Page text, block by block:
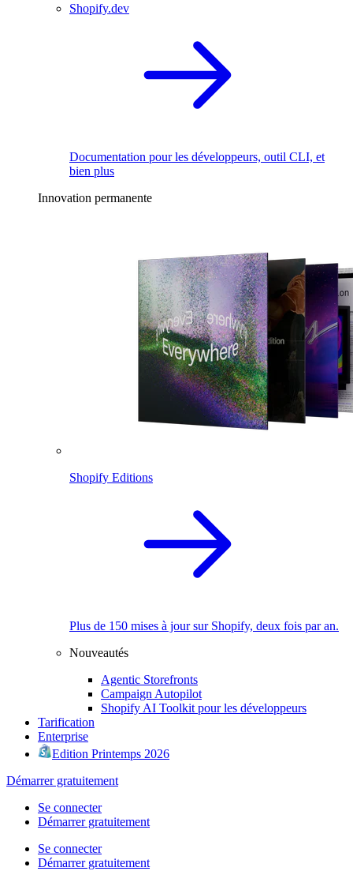
Shopify.dev
Documentation pour les développeurs, outil CLI, et
bien plus
Innovation permanente
Shopify Editions
Plus de 150 mises à jour sur Shopify, deux fois par an.
Nouveautés
Agentic Storefronts
Campaign Autopilot
Shopify AI Toolkit pour les développeurs
Tarification
Enterprise
Edition Printemps 2026
Démarrer gratuitement
Se connecter
Démarrer gratuitement
Se connecter
Démarrer gratuitement